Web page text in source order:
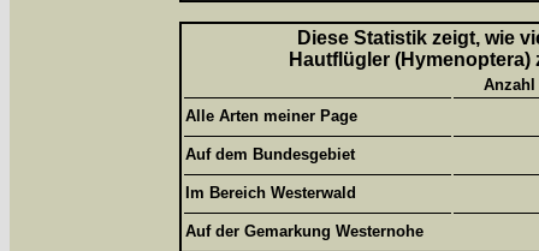
Diese Statistik zeigt, wie
Hautflügler
Alle Arten meiner Page
Auf dem Bundesgebiet
Im Bereich Westerwald
Auf der Gemarkung Westernohe